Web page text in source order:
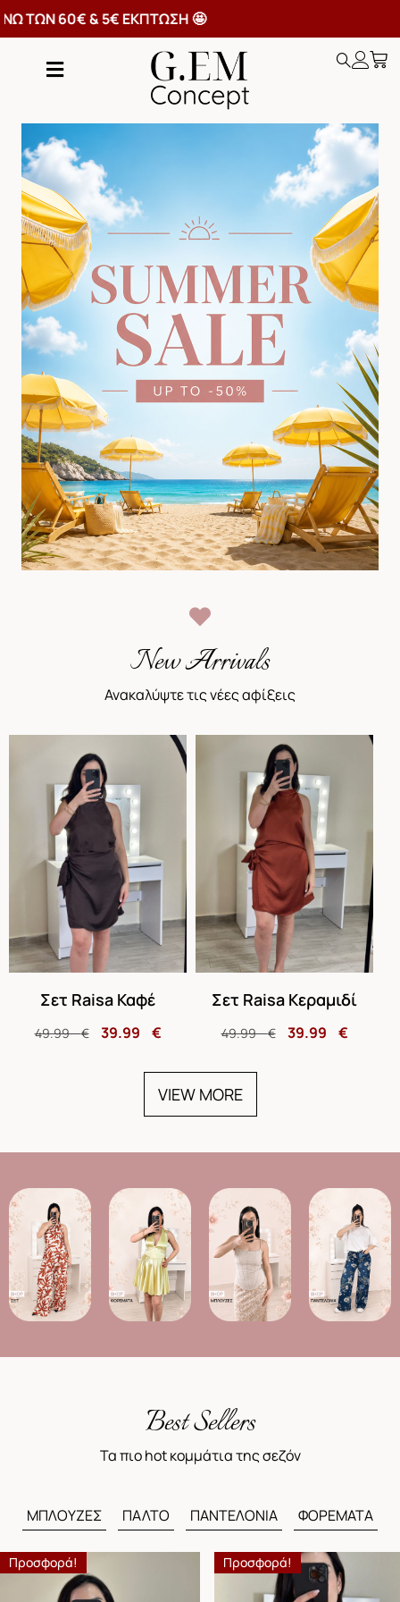
ΑΝΩ ΤΩΝ 60€ & 5€ ΕΚΠΤΩΣΗ 🤩
New Arrivals
Ανακαλύψτε τις νέες αφίξεις
Σετ Raisa Καφέ
49.99€ 39.99 €
Σετ Raisa Κεραμιδί
49.99€ 39.99 €
VIEW MORE
Best Sellers
Τα πιο hot κομμάτια της σεζόν
ΜΠΛΟΥΖΕΣ ΠΑΛΤΟ ΠΑΝΤΕΛΟΝΙΑ ΦΟΡΕΜΑΤΑ
Προσφορά! Προσφορά!